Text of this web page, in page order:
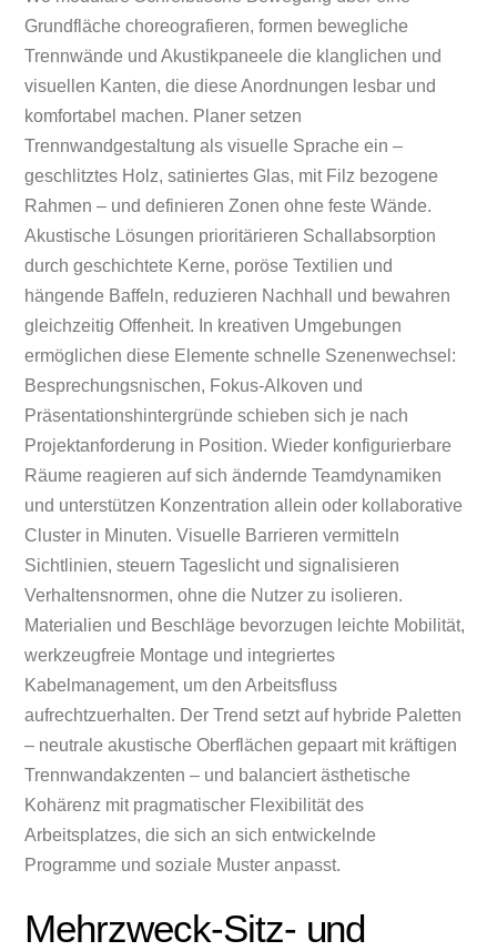
Grundfläche choreografieren, formen bewegliche
Trennwände und Akustikpaneele die klanglichen und
visuellen Kanten, die diese Anordnungen lesbar und
komfortabel machen. Planer setzen
Trennwandgestaltung als visuelle Sprache ein –
geschlitztes Holz, satiniertes Glas, mit Filz bezogene
Rahmen – und definieren Zonen ohne feste Wände.
Akustische Lösungen prioritärieren Schallabsorption
durch geschichtete Kerne, poröse Textilien und
hängende Baffeln, reduzieren Nachhall und bewahren
gleichzeitig Offenheit. In kreativen Umgebungen
ermöglichen diese Elemente schnelle Szenenwechsel:
Besprechungsnischen, Fokus-Alkoven und
Präsentationshintergründe schieben sich je nach
Projektanforderung in Position. Wieder konfigurierbare
Räume reagieren auf sich ändernde Teamdynamiken
und unterstützen Konzentration allein oder kollaborative
Cluster in Minuten. Visuelle Barrieren vermitteln
Sichtlinien, steuern Tageslicht und signalisieren
Verhaltensnormen, ohne die Nutzer zu isolieren.
Materialien und Beschläge bevorzugen leichte Mobilität,
werkzeugfreie Montage und integriertes
Kabelmanagement, um den Arbeitsfluss
aufrechtzuerhalten. Der Trend setzt auf hybride Paletten
– neutrale akustische Oberflächen gepaart mit kräftigen
Trennwandakzenten – und balanciert ästhetische
Kohärenz mit pragmatischer Flexibilität des
Arbeitsplatzes, die sich an sich entwickelnde
Programme und soziale Muster anpasst.
Mehrzweck-Sitz- und